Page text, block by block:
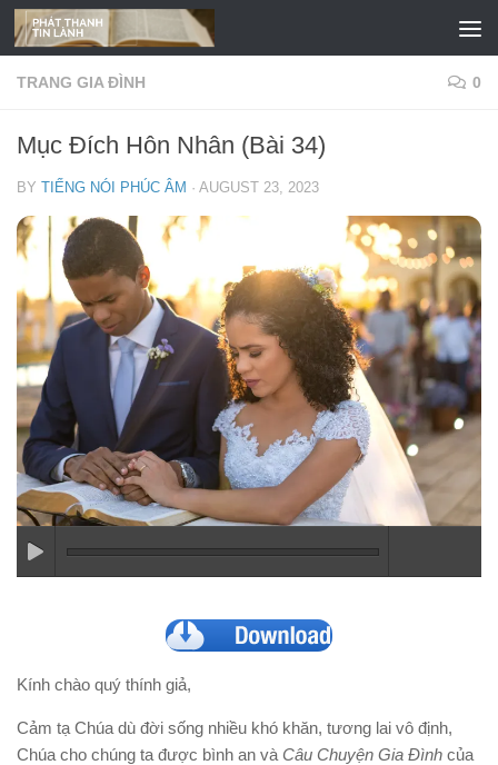
Skip to content
TRANG GIA ĐÌNH 0
Mục Đích Hôn Nhân (Bài 34)
BY TIẾNG NÓI PHÚC ÂM · AUGUST 23, 2023
Kính chào quý thính giả,
Cảm tạ Chúa dù đời sống nhiều khó khăn, tương lai vô định,
Chúa cho chúng ta được bình an và Câu Chuyện Gia Đình của